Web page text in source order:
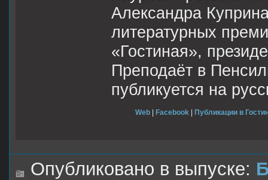
Александра
литературных
«Гостиная»,
Преподаёт в
публикуется на
Web | Facebook | Публикации в
Опубликовано в выпуске: